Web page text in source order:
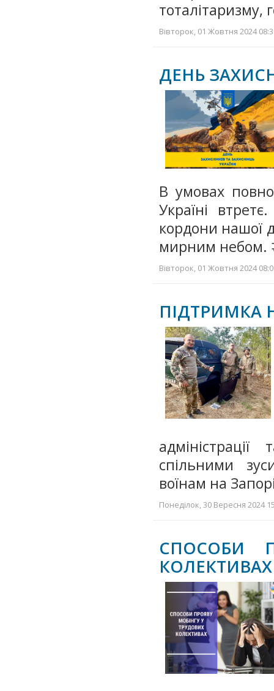
тоталітаризму,
Вівторок, 01 Жовтня 2024
ДЕНЬ
В умовах
Україні
кордони нашої
мирним небом.
Вівторок, 01 Жовтня 2024
ПІДТРИМКА
спільними
воїнам на
Понеділок, 30 Вересня 2024
СПОСОБИ
КОЛЕКТИВАХ